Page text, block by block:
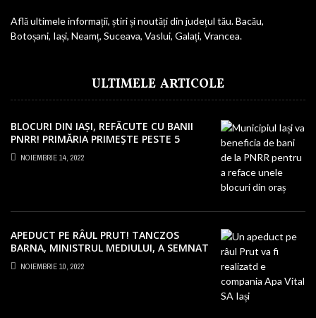
Află ultimele informații, știri și noutăți din județul tău. Bacău,
Botoșani, Iași, Neamț, Suceava, Vaslui, Galați, Vrancea.
ULTIMELE ARTICOLE
BLOCURI DIN IAȘI, REFĂCUTE CU BANII
PNRR! PRIMĂRIA PRIMEȘTE PESTE 5
MILIOANE EURO
NOIEMBRIE 14, 2022
APEDUCT PE RÂUL PRUT! TANCZOS
BARNA, MINISTRUL MEDIULUI, A SEMNAT
PROIECTUL LA IAȘI!
NOIEMBRIE 10, 2022